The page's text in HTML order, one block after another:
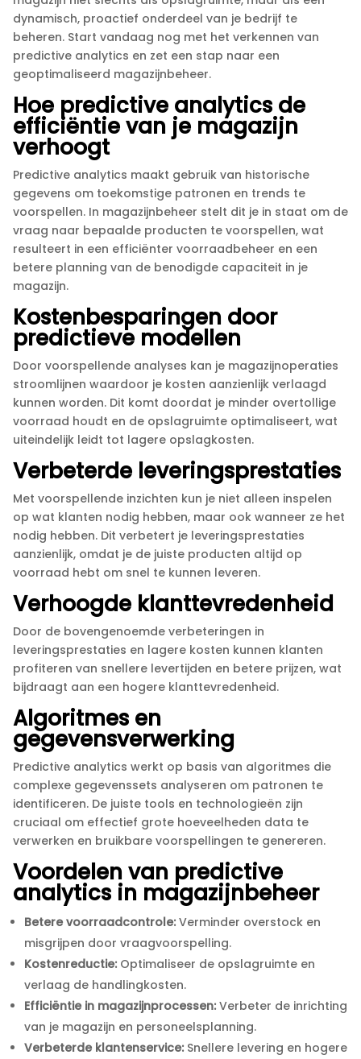
dynamisch, proactief onderdeel van je bedrijf te
beheren.​ Start vandaag nog met het verkennen van
predictive analytics en zet een stap naar een
geoptimaliseerd magazijnbeheer.​
Hoe predictive analytics de
efficiëntie van je magazijn
verhoogt
Predictive analytics maakt gebruik van historische
gegevens om toekomstige patronen en trends te
voorspellen.​ In magazijnbeheer stelt dit je in staat om de
vraag naar bepaalde producten te voorspellen, wat
resulteert in een efficiënter voorraadbeheer en een
betere planning van de benodigde capaciteit in je
magazijn.​
Kostenbesparingen door
predictieve modellen
Door voorspellende analyses kan je magazijnoperaties
stroomlijnen waardoor je kosten aanzienlijk verlaagd
kunnen worden.​ Dit komt doordat je minder overtollige
voorraad houdt en de opslagruimte optimaliseert, wat
uiteindelijk leidt tot lagere opslagkosten.​
Verbeterde leveringsprestaties
Met voorspellende inzichten kun je niet alleen inspelen
op wat klanten nodig hebben, maar ook wanneer ze het
nodig hebben.​ Dit verbetert je leveringsprestaties
aanzienlijk, omdat je de juiste producten altijd op
voorraad hebt om snel te kunnen leveren.​
Verhoogde klanttevredenheid
Door de bovengenoemde verbeteringen in
leveringsprestaties en lagere kosten kunnen klanten
profiteren van snellere levertijden en betere prijzen, wat
bijdraagt aan een hogere klanttevredenheid.​
Algoritmes en
gegevensverwerking
Predictive analytics werkt op basis van algoritmes die
complexe gegevenssets analyseren om patronen te
identificeren.​ De juiste tools en technologieën zijn
cruciaal om effectief grote hoeveelheden data te
verwerken en bruikbare voorspellingen te genereren.​
Voordelen van predictive
analytics in magazijnbeheer
Betere voorraadcontrole:Verminder overstock en
misgrijpen door vraagvoorspelling.​
Kostenreductie:Optimaliseer de opslagruimte en
verlaag de handlingkosten.​
Efficiëntie in magazijnprocessen:Verbeter de inrichting
van je magazijn en personeelsplanning.​
Verbeterde klantenservice:Snellere levering en hogere